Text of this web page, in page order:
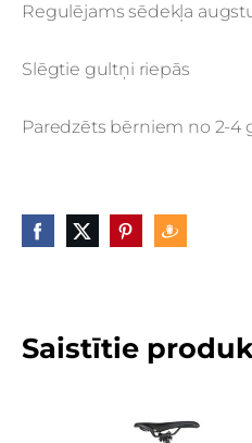
Regulējams sēdekļa
Slēgtie gultņi riepās
Paredzēts bērniem no 2-4
Saistītie